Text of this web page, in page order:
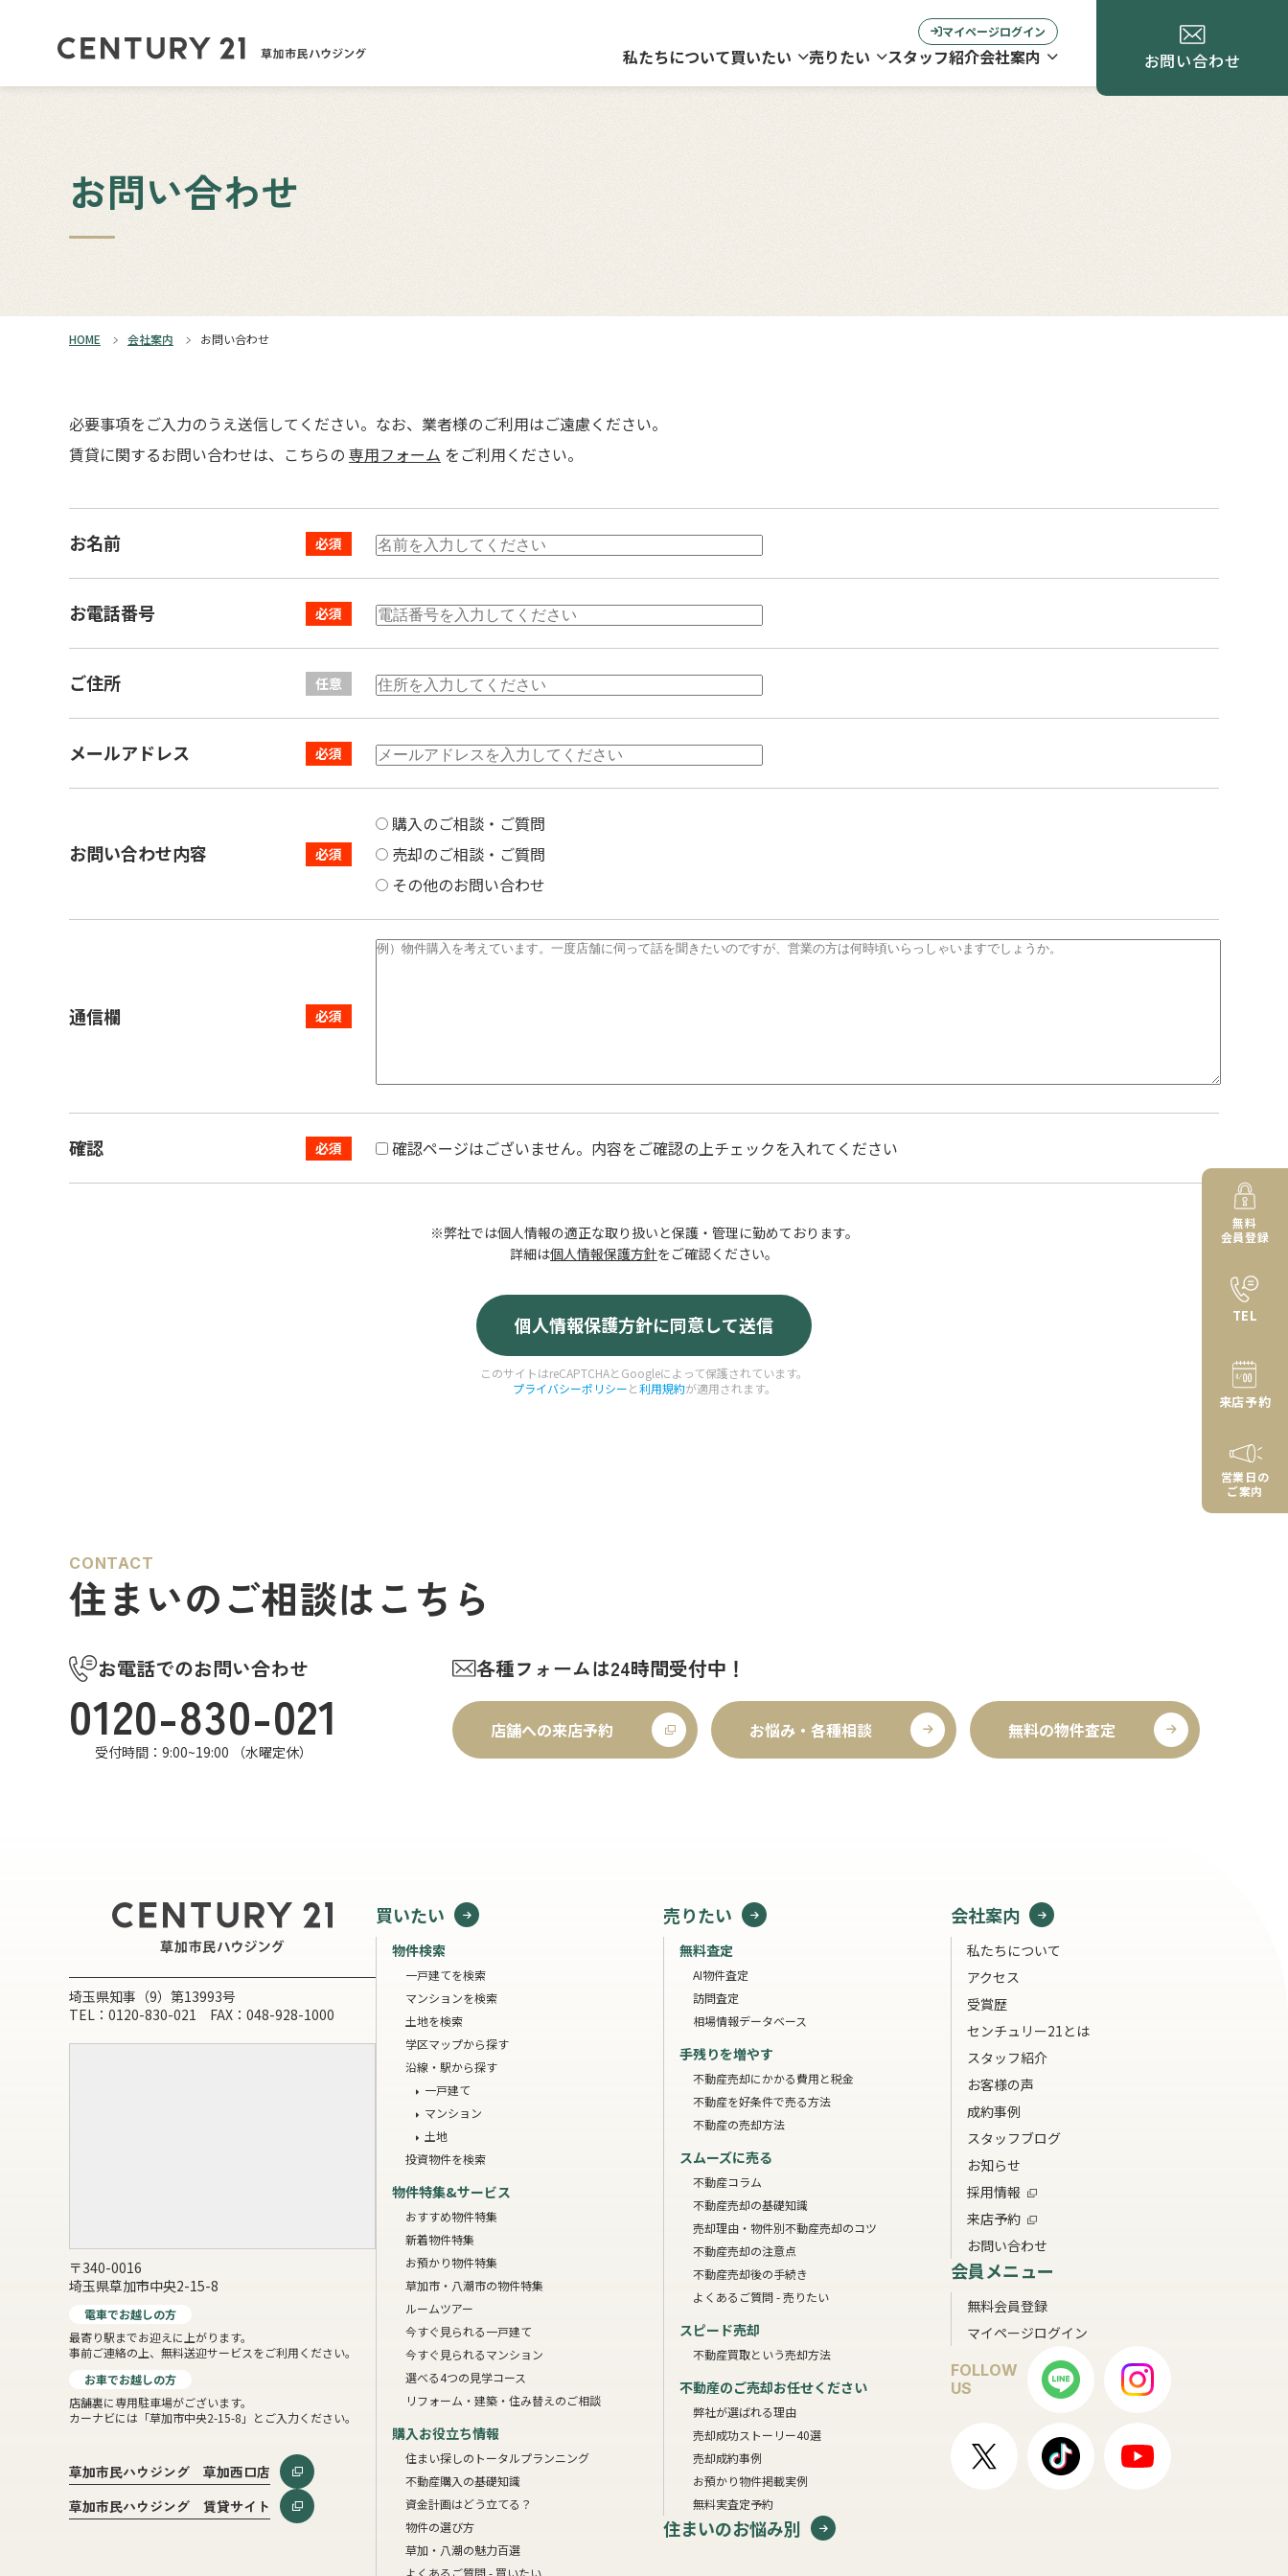
マイページログイン
私たちについて買いたい 売りたい スタッフ紹介会社案内 お問い合わせ
お問い合わせ
HOME 会社案内 お問い合わせ
必要事項をご入力のうえ送信してください。なお、業者様のご利用はご遠慮ください。
賃貸に関するお問い合わせは、こちらの 専用フォーム をご利用ください。
お名前
お電話番号
ご住所
メールアドレス
お問い合わせ内容
購入のご相談・ご質問
売却のご相談・ご質問
その他のお問い合わせ
通信欄
確認 確認ページはございません。内容をご確認の上チェックを入れてください
※弊社では個人情報の適正な取り扱いと保護・管理に勤めております。
詳細は個人情報保護方針をご確認ください。
このサイトはreCAPTCHAとGoogleによって保護されています。
プライバシーポリシーと利用規約が適用されます。
CONTACT
住まいのご相談はこちら
お電話でのお問い合わせ
0120-830-021
受付時間：9:00~19:00 （水曜定休）
各種フォームは24時間受付中！
店舗への来店予約 お悩み・各種相談 無料の物件査定
埼玉県知事（9）第13993号
TEL：0120-830-021 FAX：048-928-1000
〒340-0016
埼玉県草加市中央2-15-8
電車でお越しの方
最寄り駅までお迎えに上がります。
事前ご連絡の上、無料送迎サービスをご利用ください。
お車でお越しの方
店舗裏に専用駐車場がございます。
カーナビには「草加市中央2-15-8」とご入力ください。
草加市民ハウジング 草加西口店
草加市民ハウジング 賃貸サイト
買いたい
物件検索
一戸建てを検索
マンションを検索
土地を検索
学区マップから探す
沿線・駅から探す
一戸建て
マンション
土地
投資物件を検索
物件特集&サービス
おすすめ物件特集
新着物件特集
お預かり物件特集
草加市・八潮市の物件特集
ルームツアー
今すぐ見られる一戸建て
今すぐ見られるマンション
選べる4つの見学コース
リフォーム・建築・住み替えのご相談
購入お役立ち情報
住まい探しのトータルプランニング
不動産購入の基礎知識
資金計画はどう立てる？
物件の選び方
草加・八潮の魅力百選
よくあるご質問 - 買いたい
売りたい
無料査定
AI物件査定
訪問査定
相場情報データベース
手残りを増やす
不動産売却にかかる費用と税金
不動産を好条件で売る方法
不動産の売却方法
スムーズに売る
不動産コラム
不動産売却の基礎知識
売却理由・物件別不動産売却のコツ
不動産売却の注意点
不動産売却後の手続き
よくあるご質問 - 売りたい
スピード売却
不動産買取という売却方法
不動産のご売却お任せください
弊社が選ばれる理由
売却成功ストーリー40選
売却成約事例
お預かり物件掲載実例
無料実査定予約
住まいのお悩み別
会社案内
私たちについて
アクセス
受賞歴
センチュリー21とは
スタッフ紹介
お客様の声
成約事例
スタッフブログ
お知らせ
採用情報
来店予約
お問い合わせ
会員メニュー
無料会員登録
マイページログイン
FOLLOW
US
無料
会員登録
TEL
来店予約
営業日の
ご案内